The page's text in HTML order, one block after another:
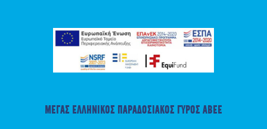
ΜΕΓΑΣ ΕΛΛΗΝΙΚΟΣ ΠΑΡΑΔΟΣΙΑΚΟΣ ΓΥΡΟΣ ΑΒΕΕ